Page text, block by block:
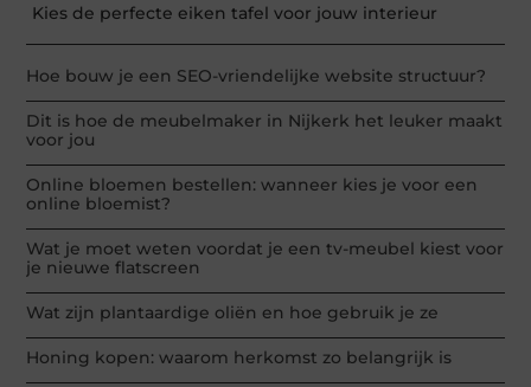
Kies de perfecte eiken tafel voor jouw interieur
Hoe bouw je een SEO-vriendelijke website structuur?
Dit is hoe de meubelmaker in Nijkerk het leuker maakt
voor jou
Online bloemen bestellen: wanneer kies je voor een
online bloemist?
Wat je moet weten voordat je een tv-meubel kiest voor
je nieuwe flatscreen
Wat zijn plantaardige oliën en hoe gebruik je ze
Honing kopen: waarom herkomst zo belangrijk is